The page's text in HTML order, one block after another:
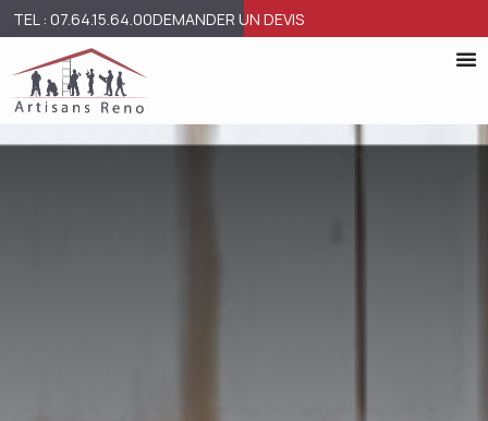
TEL : 07.64.15.64.00DEMANDER UN DEVIS